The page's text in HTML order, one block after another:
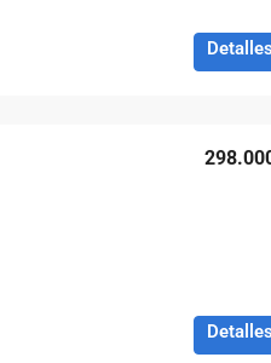
Detalles
Detalles